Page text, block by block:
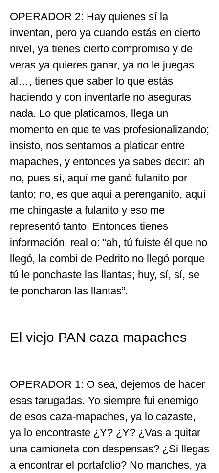
OPERADOR 2: Hay quienes sí la
inventan, pero ya cuando estás en cierto
nivel, ya tienes cierto compromiso y de
veras ya quieres ganar, ya no le juegas
al…, tienes que saber lo que estás
haciendo y con inventarle no aseguras
nada. Lo que platicamos, llega un
momento en que te vas profesionalizando;
insisto, nos sentamos a platicar entre
mapaches, y entonces ya sabes decir: ah
no, pues sí, aquí me ganó fulanito por
tanto; no, es que aquí a perenganito, aquí
me chingaste a fulanito y eso me
representó tanto. Entonces tienes
información, real o: “ah, tú fuiste él que no
llegó, la combi de Pedrito no llegó porque
tú le ponchaste las llantas; huy, sí, sí, se
te poncharon las llantas”.
El viejo PAN caza mapaches
OPERADOR 1: O sea, dejemos de hacer
esas tarugadas. Yo siempre fui enemigo
de esos caza-mapaches, ya lo cazaste,
ya lo encontraste ¿Y? ¿Y? ¿Vas a quitar
una camioneta con despensas? ¿Si llegas
a encontrar el portafolio? No manches, ya